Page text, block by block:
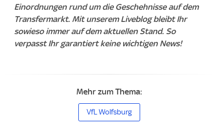
Einordnungen rund um die Geschehnisse auf dem
Transfermarkt. Mit unserem Liveblog bleibt Ihr
sowieso immer auf dem aktuellen Stand. So
verpasst Ihr garantiert keine wichtigen News!
Mehr zum Thema:
VfL Wolfsburg